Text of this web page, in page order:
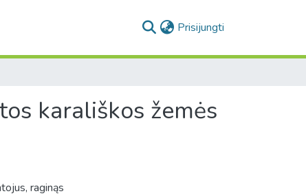
Prisijungti
karališkos žemės
raginąs